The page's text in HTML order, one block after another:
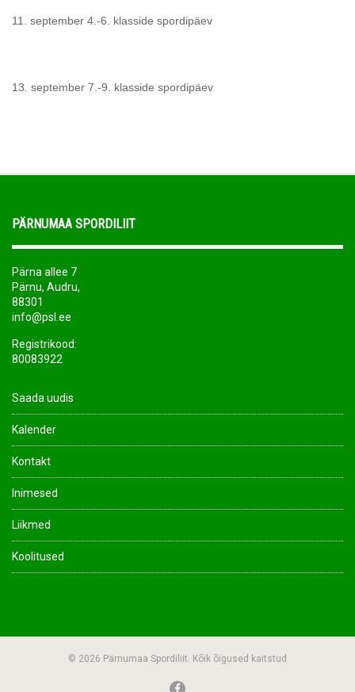
11. september 4.-6. klasside spordipäev
13. september 7.-9. klasside spordipäev
PÄRNUMAA SPORDILIIT
Pärna allee 7
Pärnu, Audru,
88301
info@psl.ee
Registrikood:
80083922
Saada uudis
Kalender
Kontakt
Inimesed
Liikmed
Koolitused
© 2026 Pärnumaa Spordiliit. Kõik õigused kaitstud